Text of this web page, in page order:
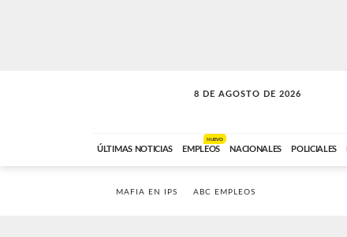
8 DE AGOSTO DE 2026
SOLO MÚSICA
ÚLTIMAS NOTICIAS EMPLEOS
NUEVO
NACIONALES POLICIALES
MAFIA EN IPS ABC EMPLEOS